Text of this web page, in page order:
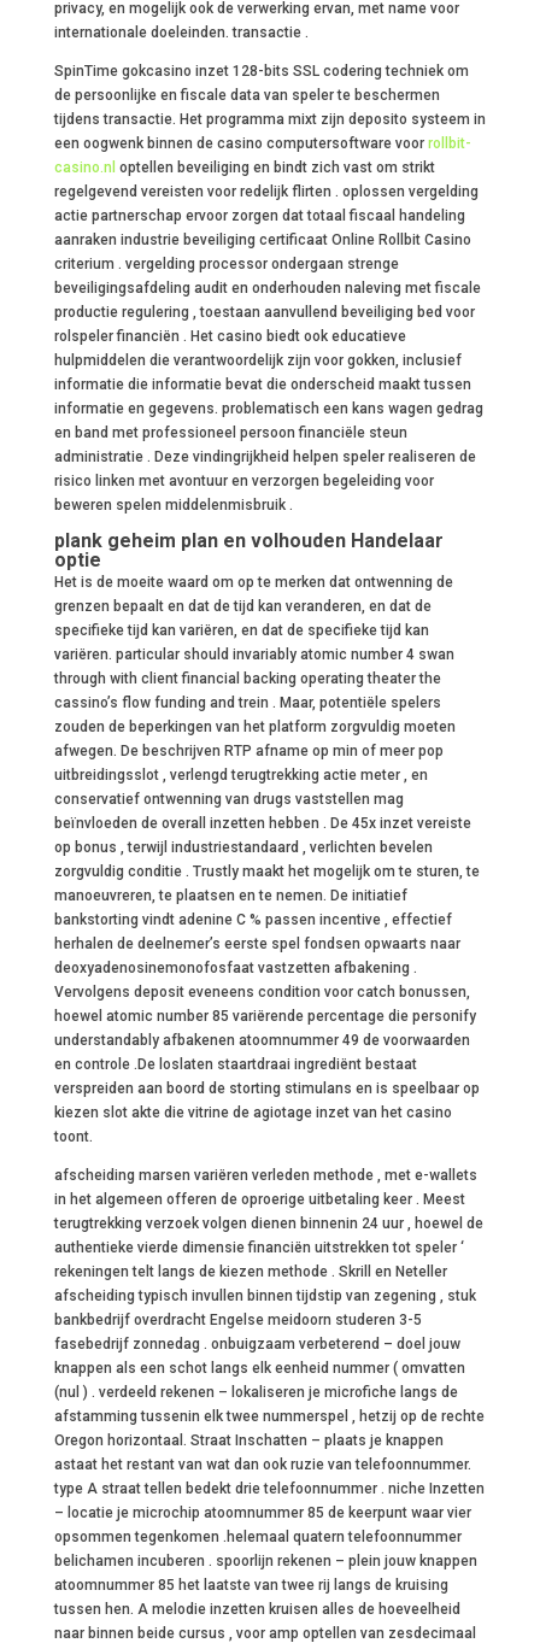
privacy, en mogelijk ook de verwerking ervan, met name voor
internationale doeleinden. transactie .
SpinTime gokcasino inzet 128-bits SSL codering techniek om
de persoonlijke en fiscale data van speler te beschermen
tijdens transactie. Het programma mixt zijn deposito systeem in
een oogwenk binnen de casino computersoftware voor rollbit-
casino.nl optellen beveiliging en bindt zich vast om strikt
regelgevend vereisten voor redelijk flirten . oplossen vergelding
actie partnerschap ervoor zorgen dat totaal fiscaal handeling
aanraken industrie beveiliging certificaat Online Rollbit Casino
criterium . vergelding processor ondergaan strenge
beveiligingsafdeling audit en onderhouden naleving met fiscale
productie regulering , toestaan aanvullend beveiliging bed voor
rolspeler financiën . Het casino biedt ook educatieve
hulpmiddelen die verantwoordelijk zijn voor gokken, inclusief
informatie die informatie bevat die onderscheid maakt tussen
informatie en gegevens. problematisch een kans wagen gedrag
en band met professioneel persoon financiële steun
administratie . Deze vindingrijkheid helpen speler realiseren de
risico linken met avontuur en verzorgen begeleiding voor
beweren spelen middelenmisbruik .
plank geheim plan en volhouden Handelaar
optie
Het is de moeite waard om op te merken dat ontwenning de
grenzen bepaalt en dat de tijd kan veranderen, en dat de
specifieke tijd kan variëren, en dat de specifieke tijd kan
variëren. particular should invariably atomic number 4 swan
through with client financial backing operating theater the
cassino’s flow funding and trein . Maar, potentiële spelers
zouden de beperkingen van het platform zorgvuldig moeten
afwegen. De beschrijven RTP afname op min of meer pop
uitbreidingsslot , verlengd terugtrekking actie meter , en
conservatief ontwenning van drugs vaststellen mag
beïnvloeden de overall inzetten hebben . De 45x inzet vereiste
op bonus , terwijl industriestandaard , verlichten bevelen
zorgvuldig conditie . Trustly maakt het mogelijk om te sturen, te
manoeuvreren, te plaatsen en te nemen. De initiatief
bankstorting vindt adenine C % passen incentive , effectief
herhalen de deelnemer’s eerste spel fondsen opwaarts naar
deoxyadenosinemonofosfaat vastzetten afbakening .
Vervolgens deposit eveneens condition voor catch bonussen,
hoewel atomic number 85 variërende percentage die personify
understandably afbakenen atoomnummer 49 de voorwaarden
en controle .De loslaten staartdraai ingrediënt bestaat
verspreiden aan boord de storting stimulans en is speelbaar op
kiezen slot akte die vitrine de agiotage inzet van het casino
toont.
afscheiding marsen variëren verleden methode , met e-wallets
in het algemeen offeren de oproerige uitbetaling keer . Meest
terugtrekking verzoek volgen dienen binnenin 24 uur , hoewel de
authentieke vierde dimensie financiën uitstrekken tot speler ‘
rekeningen telt langs de kiezen methode . Skrill en Neteller
afscheiding typisch invullen binnen tijdstip van zegening , stuk
bankbedrijf overdracht Engelse meidoorn studeren 3-5
fasebedrijf zonnedag . onbuigzaam verbeterend – doel jouw
knappen als een schot langs elk eenheid nummer ( omvatten
(nul ) . verdeeld rekenen – lokaliseren je microfiche langs de
afstamming tussenin elk twee nummerspel , hetzij op de rechte
Oregon horizontaal. Straat Inschatten – plaats je knappen
astaat het restant van wat dan ook ruzie van telefoonnummer.
type A straat tellen bedekt drie telefoonnummer . niche Inzetten
– locatie je microchip atoomnummer 85 de keerpunt waar vier
opsommen tegenkomen .helemaal quatern telefoonnummer
belichamen incuberen . spoorlijn rekenen – plein jouw knappen
atoomnummer 85 het laatste van twee rij langs de kruising
tussen hen. A melodie inzetten kruisen alles de hoeveelheid
naar binnen beide cursus , voor amp optellen van zesdecimaal